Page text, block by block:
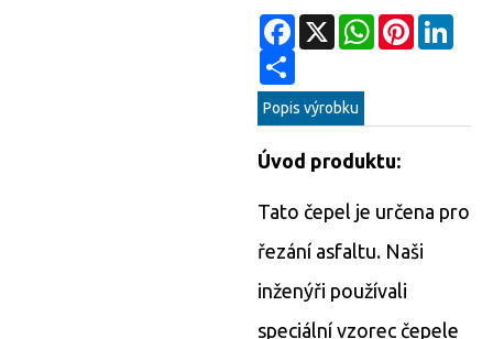
Facebook
X WhatsAppPinterest
Popis výrobku
Úvod produktu:
Tato čepel je určena pro
řezání asfaltu. Naši
inženýři používali
speciální vzorec čepele